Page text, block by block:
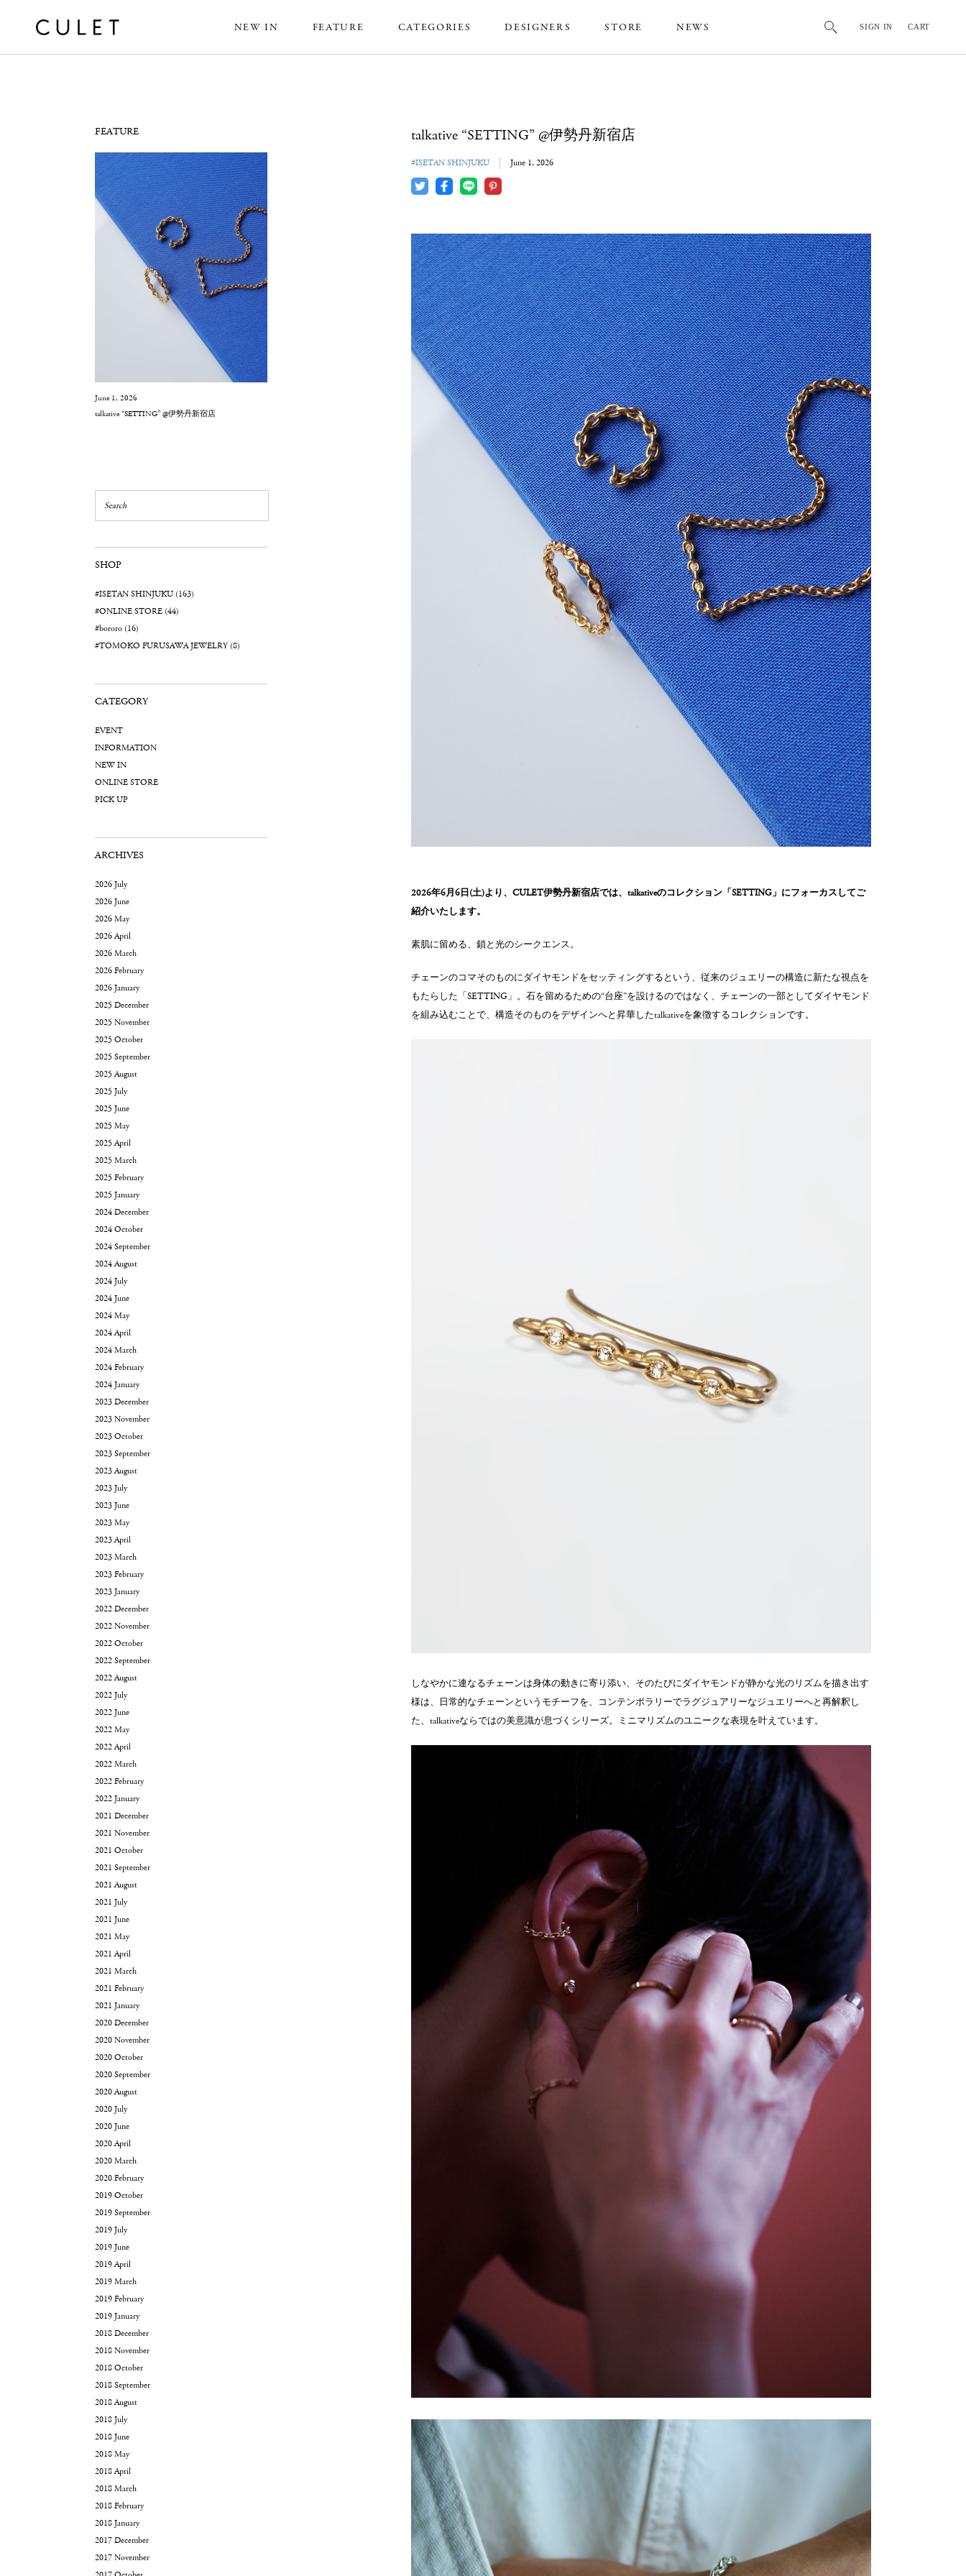
NEW IN FEATURE CATEGORIES DESIGNERS STORE NEWS SIGN IN CART
News
talkative “SETTING” @伊勢丹新宿店
#ISETAN SHINJUKU June 1, 2026
2026年6月6日(土)より、CULET伊勢丹新宿店では、talkativeのコレクション「SETTING」にフォーカスしてご
紹介いたします。
素肌に留める、鎖と光のシークエンス。
チェーンのコマそのものにダイヤモンドをセッティングするという、従来のジュエリーの構造に新たな視点を
もたらした「SETTING」。石を留めるための“台座”を設けるのではなく、チェーンの一部としてダイヤモンド
を組み込むことで、構造そのものをデザインへと昇華したtalkativeを象徴するコレクションです。
しなやかに連なるチェーンは身体の動きに寄り添い、そのたびにダイヤモンドが静かな光のリズムを描き出す
様は、日常的なチェーンというモチーフを、コンテンポラリーでラグジュアリーなジュエリーへと再解釈し
た、talkativeならではの美意識が息づくシリーズ。ミニマリズムのユニークな表現を叶えています。
FEATURE
June 1, 2026
talkative “SETTING” @伊勢丹新宿店
SHOP
#ISETAN SHINJUKU (163)
#ONLINE STORE (44)
#bororo (16)
#TOMOKO FURUSAWA JEWELRY (8)
CATEGORY
EVENT
INFORMATION
NEW IN
ONLINE STORE
PICK UP
ARCHIVES
2026 July
2026 June
2026 May
2026 April
2026 March
2026 February
2026 January
2025 December
2025 November
2025 October
2025 September
2025 August
2025 July
2025 June
2025 May
2025 April
2025 March
2025 February
2025 January
2024 December
2024 October
2024 September
2024 August
2024 July
2024 June
2024 May
2024 April
2024 March
2024 February
2024 January
2023 December
2023 November
2023 October
2023 September
2023 August
2023 July
2023 June
2023 May
2023 April
2023 March
2023 February
2023 January
2022 December
2022 November
2022 October
2022 September
2022 August
2022 July
2022 June
2022 May
2022 April
2022 March
2022 February
2022 January
2021 December
2021 November
2021 October
2021 September
2021 August
2021 July
2021 June
2021 May
2021 April
2021 March
2021 February
2021 January
2020 December
2020 November
2020 October
2020 September
2020 August
2020 July
2020 June
2020 April
2020 March
2020 February
2019 October
2019 September
2019 July
2019 June
2019 April
2019 March
2019 February
2019 January
2018 December
2018 November
2018 October
2018 September
2018 August
2018 July
2018 June
2018 May
2018 April
2018 March
2018 February
2018 January
2017 December
2017 November